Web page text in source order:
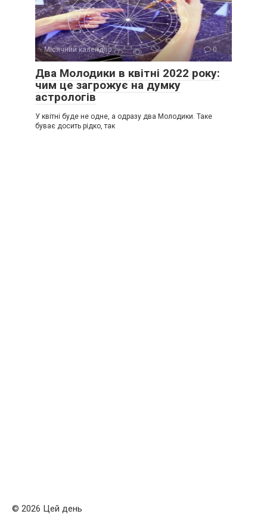
Місячний календар 0
Два Молодики в квітні 2022 року:
чим це загрожує на думку
астрологів
У квітні буде не одне, а одразу два Молодики. Таке
буває досить рідко, так
© 2026 Цей день